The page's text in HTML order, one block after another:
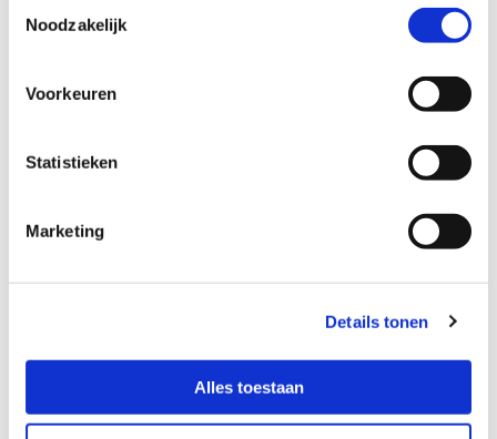
Noodzakelijk
Voorkeuren
Statistieken
Marketing
Details tonen
Alles toestaan
Mensendieck Praktijk Elzakkers staat ingeschreven in
Bekijk reviews